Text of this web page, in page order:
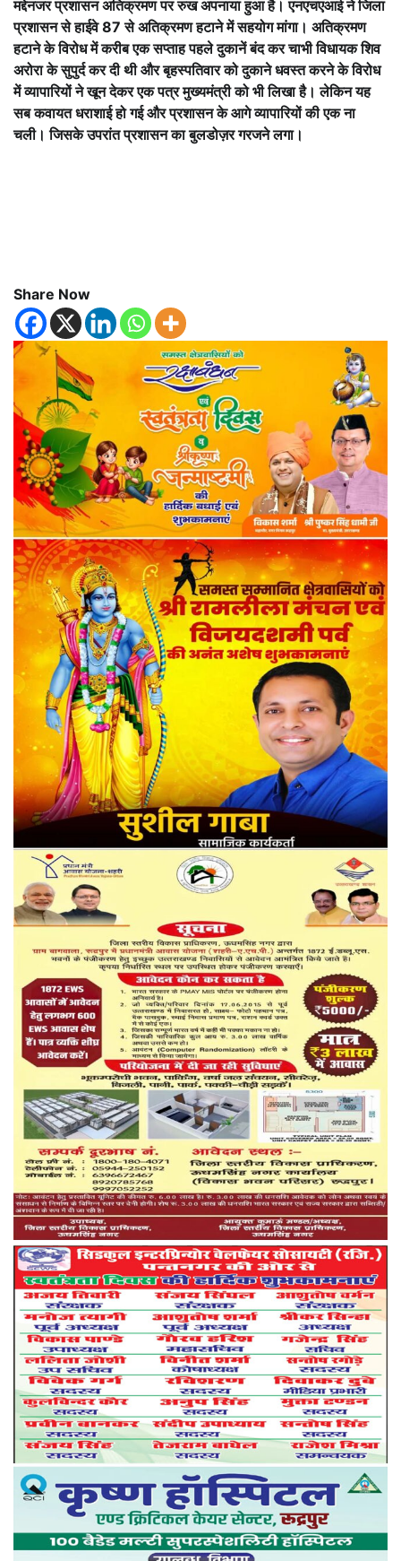
मद्देनजर प्रशासन अतिक्रमण पर रुख अपनाया हुआ है। एनएचएआई ने जिला
प्रशासन से हाईवे 87 से अतिक्रमण हटाने में सहयोग मांगा। अतिक्रमण
हटाने के विरोध में करीब एक सप्ताह पहले दुकानें बंद कर चाभी विधायक शिव
अरोरा के सुपुर्द कर दी थी और बृहस्पतिवार को दुकाने धवस्त करने के विरोध
में व्यापारियों ने खून देकर एक पत्र मुख्यमंत्री को भी लिखा है। लेकिन यह
सब कवायत धराशाई हो गई और प्रशासन के आगे व्यापारियों की एक ना
चली। जिसके उपरांत प्रशासन का बुलडोज़र गरजने लगा।
Share Now